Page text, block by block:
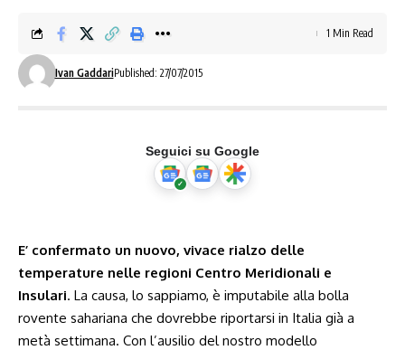
Ivan GaddariPublished: 27/07/2015
1 Min Read
Seguici su Google
E’ confermato un nuovo, vivace rialzo delle
temperature nelle regioni Centro Meridionali e
Insulari. La causa, lo sappiamo, è imputabile alla bolla
rovente sahariana che dovrebbe riportarsi in Italia già a
metà settimana. Con l’ausilio del nostro modello